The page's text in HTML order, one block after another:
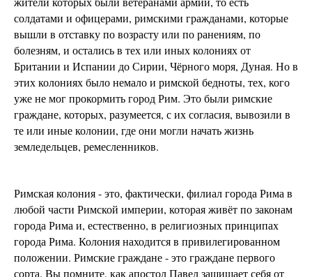
солдатами и офицерами, римскими гражданами, которые
вышли в отставку по возрасту или по ранениям, по
болезням, и остались в тех или иных колониях от
Британии и Испании до Сирии, Чёрного моря, Дуная. Но в
этих колониях было немало и римской бедноты, тех, кого
уже не мог прокормить город Рим. Это были римские
граждане, которых, разумеется, с их согласия, вывозили в
те или иные колонии, где они могли начать жизнь
земледельцев, ремесленников.
Римская колония - это, фактически, филиал города Рима в
любой части Римской империи, которая живёт по законам
города Рима и, естественно, в религиозных принципах
города Рима. Колония находится в привилегированном
положении. Римские граждане - это граждане первого
сорта. Вы помните, как апостол Павел защищает себя от